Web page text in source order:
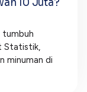
10 Juta?
tumbuh
Statistik,
minuman di